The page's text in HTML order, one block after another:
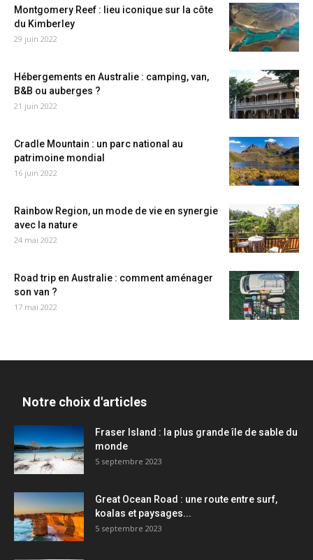
Montgomery Reef : lieu iconique sur la côte
du Kimberley
29 juin 2022
Hébergements en Australie : camping, van,
B&B ou auberges ?
21 juin 2022
Cradle Mountain : un parc national au
patrimoine mondial
16 juin 2022
Rainbow Region, un mode de vie en synergie
avec la nature
24 mai 2022
Road trip en Australie : comment aménager
son van ?
17 mai 2022
Notre choix d'articles
Fraser Island : la plus grande île de sable du
monde
5 septembre 2023
Great Ocean Road : une route entre surf,
koalas et paysages...
5 septembre 2023